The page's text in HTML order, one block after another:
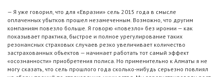
— Я уже говорил, что для «Евразии» сель 2015 года в смысле
оплаченных убытков прошел незамеченным. Возможно, что другим
компаниям повезло больше. Я говорю «повезло» без иронии — как
показывает практика, быстрое и полное урегулирование таких
резонансных страховых случаев резко увеличивает количество
застрахованных объектов — начинает работать тот самый эффект
«осознанности» приобретения полиса. Но применительно к Алматы я не
могу сказать, что сель прошлого года сколько-нибудь серьезно повлиял